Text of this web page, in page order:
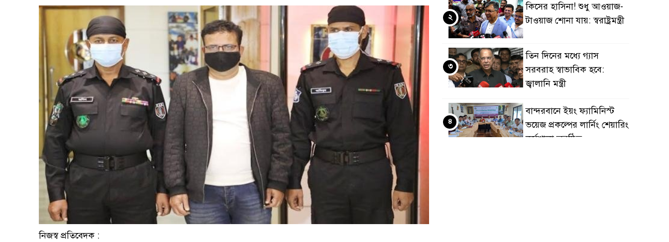
নিজস্ব প্রতিবেদক :
কিসের হাসিনা! শুধু আওয়াজ-
টাওয়াজ শোনা যায়: স্বরাষ্ট্রমন্ত্রী
২
তিন দিনের মধ্যে গ্যাস
সরবরাহ স্বাভাবিক হবে:
জ্বালানি মন্ত্রী
৩
বান্দরবানে ইয়ং ফ্যামিনিস্ট
ভয়েজ প্রকল্পের লার্নিং শেয়ারিং
কর্মশালা অনুষ্ঠিত
৪